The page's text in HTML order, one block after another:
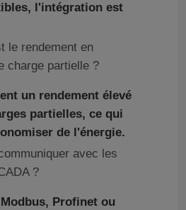
l'intégration est
le rendement en
charge partielle ?
un rendement élevé
partielles, ce qui
de l'énergie.
avec les
?
Profinet ou